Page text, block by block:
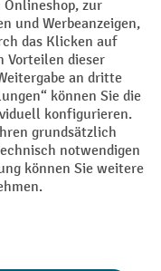
Versandkosten und ggf.
Rabatt gilt nicht auf